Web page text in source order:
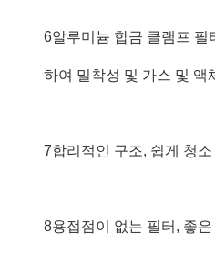
6알루미늄 합금 클램프 필
하여 밀착성 및 가스 및 액
7합리적인 구조, 쉽게 청소
8용접점이 없는 필터, 좋은